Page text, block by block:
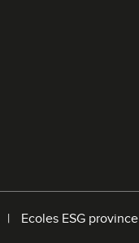
Ecoles ESG province